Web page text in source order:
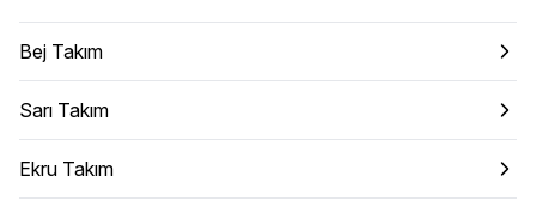
Bej Takım
Sarı Takım
Ekru Takım